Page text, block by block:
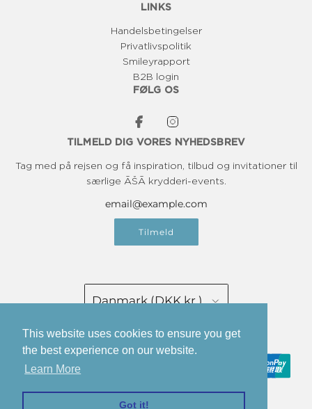
This website uses cookies to ensure you get
the best experience on our website.
Learn More
Got it!
LINKS
Handelsbetingelser
Privatlivspolitik
Smileyrapport
B2B login
FØLG OS
TILMELD DIG VORES NYHEDSBREV
Tag med på rejsen og få inspiration, tilbud og invitationer til
særlige ĀŠĀ krydderi-events.
Tilmeld
Danmark (DKK kr.)
Dansk